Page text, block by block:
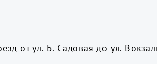
от ул. Б. Садовая до ул.